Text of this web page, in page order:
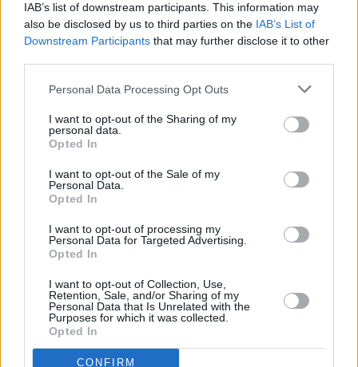
IAB’s list of downstream participants. This information may
also be disclosed by us to third parties on the IAB’s List of
Downstream Participants that may further disclose it to other
Personal Data Processing Opt Outs
I want to opt-out of the Sharing of my
personal data.
Opted In
I want to opt-out of the Sale of my
Personal Data.
Opted In
I want to opt-out of processing my
Personal Data for Targeted Advertising.
Opted In
I want to opt-out of Collection, Use,
Retention, Sale, and/or Sharing of my
Personal Data that Is Unrelated with the
Purposes for which it was collected.
Opted In
CONFIRM
Vybrané články
Prima sport - co nabídne v prvním
vysílacím týdnu
Kdy a kde bude Prima sport k
Dovolená u moře•Bazény